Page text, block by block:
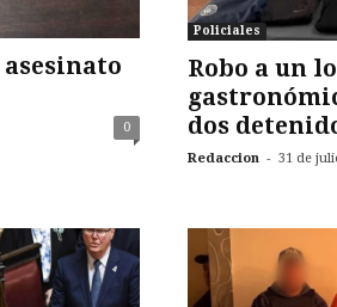
0
Policiales
Robo a un
dos
Redaccion - 31 de